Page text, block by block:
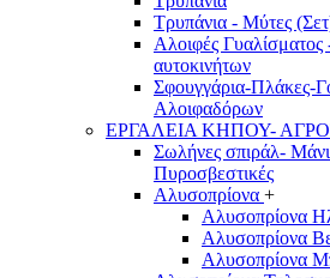
Τρυπάνια - Μύτες
Αλοιφές Γυαλίσματος
αυτοκινήτων
Σφουγγάρια-Πλάκες-
Αλοιφαδόρων
ΕΡΓΑΛΕΙΑ ΚΗΠΟΥ-
Σωλήνες σπιράλ-
Πυροσβεστικές
Αλυσοπρίονα +
Αλυσοπρίονα
Αλυσοπρίονα
Αλυσοπρίονα